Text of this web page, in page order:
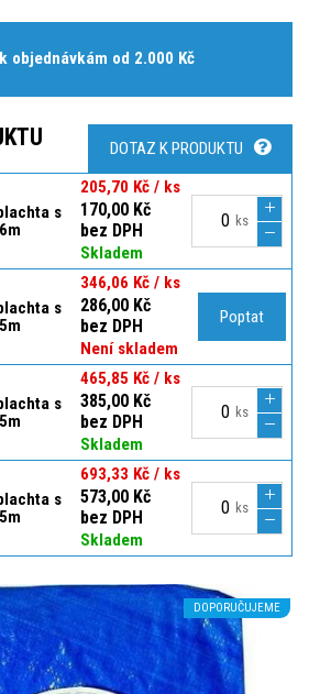
DOPORUČUJEME
objednávkám od 2.000 Kč
DOTAZ K PRODUKTU
s
205,70 Kč / ks
170,00 Kč
bez DPH
Skladem
ks
s
346,06 Kč / ks
286,00 Kč
bez DPH
Není skladem
Poptat
s
465,85 Kč / ks
385,00 Kč
bez DPH
Skladem
ks
s
693,33 Kč / ks
573,00 Kč
bez DPH
Skladem
ks